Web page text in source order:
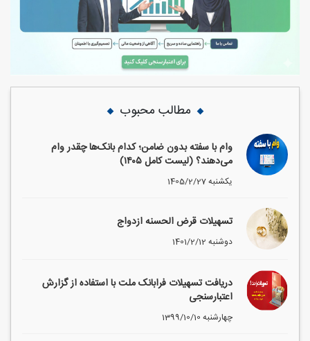
مطالب محبوب
وام با سفته بدون ضامن؛ کدام بانک‌ها چقدر وام
می‌دهند؟ (لیست کامل ۱۴۰۵)
1405/2/27 یکشنبه
تسهیلات قرض الحسنه ازدواج
1401/2/12 دوشنبه
دریافت تسهیلات فرابانک ملت با استفاده از گزارش
اعتبارسنجی
1399/10/10 چهارشنبه